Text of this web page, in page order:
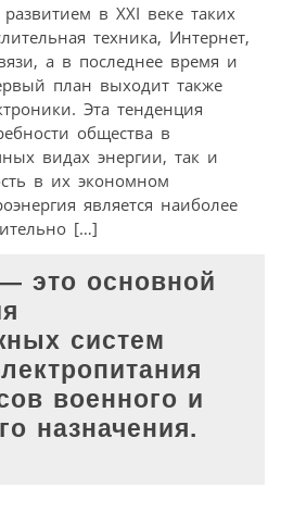
в XXI веке таких
техника, Интернет,
а в последнее время и
план выходит также
Эта тенденция
общества в
видах энергии, так и
в их экономном
является наиболее
[…]
это основной
систем
военного и
назначения.